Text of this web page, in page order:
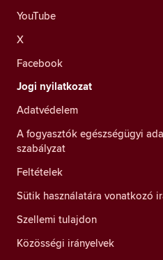
YouTube
X
Facebook
Jogi nyilatkozat
Adatvédelem
A fogyasztók egészségügyi
szabályzat
Feltételek
Sütik használatára vonatkozó
Szellemi tulajdon
Közösségi irányelvek